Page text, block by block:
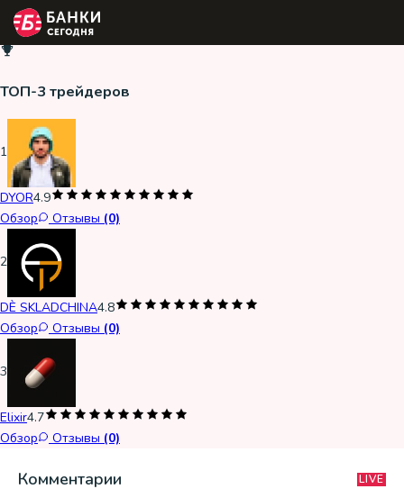
ТОП-3 трейдеров
1
DYOR4.9
Обзор
Отзывы (0)
2
DÈ SKLADCHINA4.8
Обзор
Отзывы (0)
3
Elixir4.7
Обзор
Отзывы (0)
Комментарии LIVE